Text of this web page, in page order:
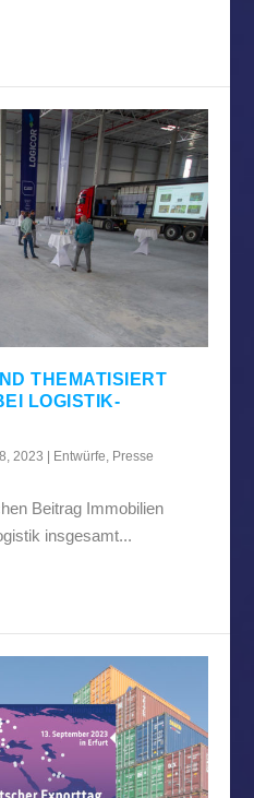
THEMATISIERT
LOGISTIK-
2023 Entwürfe, Presse
Beitrag Immobilien
insgesamt...